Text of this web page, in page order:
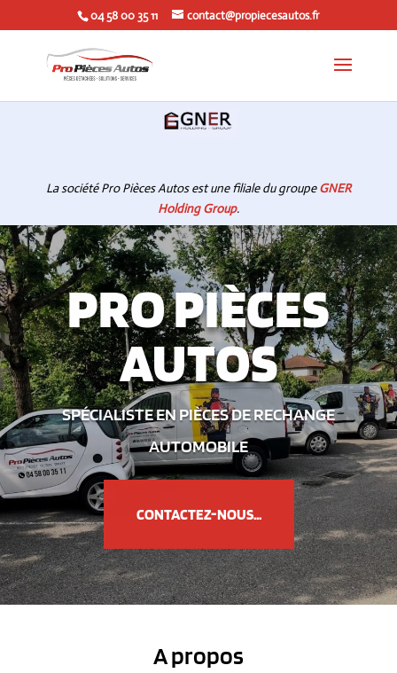
04 58 00 35 11 contact@propiecesautos.fr
La société Pro Pièces Autos est une filiale du groupeGNER
Holding Group.
PRO PIÈCES
AUTOS
SPÉCIALISTE EN PIÈCES DE RECHANGE
AUTOMOBILE
CONTACTEZ-NOUS...
A propos